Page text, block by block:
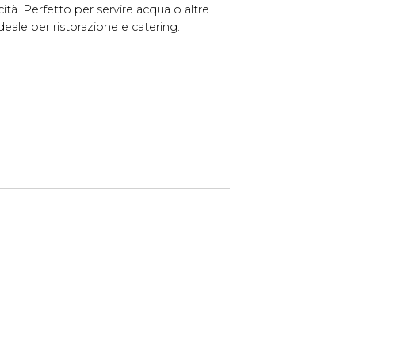
Perfetto per servire acqua o altre
per ristorazione e catering.